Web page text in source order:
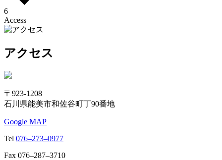
6
Access
アクセス
〒923-1208
石川県能美市和佐谷町丁90番地
Google MAP
Tel 076–273–0977
Fax 076–287–3710